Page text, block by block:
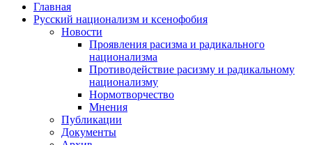
Главная
Русский национализм и ксенофобия
Новости
Проявления расизма и радикального
национализма
Противодействие расизму и радикальному
национализму
Нормотворчество
Мнения
Публикации
Документы